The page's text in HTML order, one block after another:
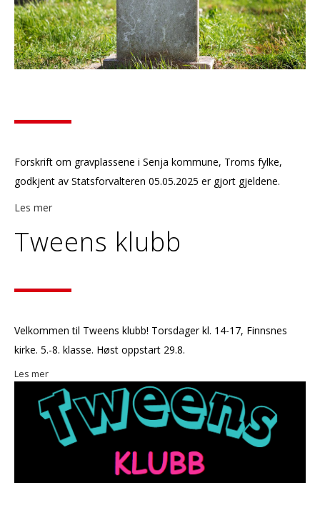
Forskrift om gravplassene i Senja kommune, Troms fylke,
godkjent av Statsforvalteren 05.05.2025 er gjort gjeldene.
Les mer
Tweens klubb
Velkommen til Tweens klubb! Torsdager kl. 14-17, Finnsnes
kirke. 5.-8. klasse. Høst oppstart 29.8.
Les mer